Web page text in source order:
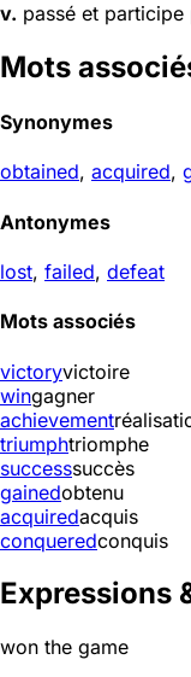
v. passé et
Mots
Synonymes
obtained, acquired,
Antonymes
lost, failed, defeat
Mots associés
victoryvictoire
wingagner
achievement
triumphtriomphe
successsuccès
gainedobtenu
acquiredacquis
conqueredconquis
Expressions
won the game